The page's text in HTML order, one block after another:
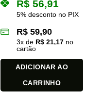
R$ 56,91
5% desconto no PIX
R$ 59,90
3x de R$ 21,17 no
cartão
ADICIONAR AO
CARRINHO